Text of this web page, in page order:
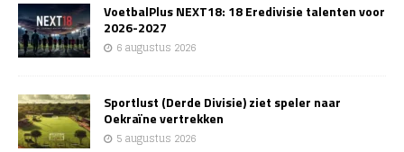
VoetbalPlus NEXT18: 18 Eredivisie talenten voor
2026-2027
6 augustus 2026
Sportlust (Derde Divisie) ziet speler naar
Oekraïne vertrekken
5 augustus 2026